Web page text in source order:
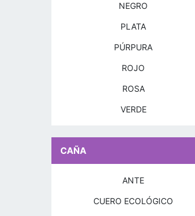
NEGRO
PLATA
PÚRPURA
ROJO
ROSA
VERDE
CAÑA
ANTE
CUERO ECOLÓGICO